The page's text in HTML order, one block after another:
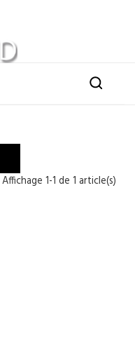
Affichage 1-1 de 1 article(s)